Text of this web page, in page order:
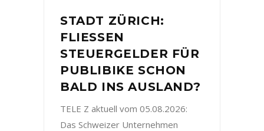
STADT ZÜRICH:
FLIESSEN
STEUERGELDER FÜR
PUBLIBIKE SCHON
BALD INS AUSLAND?
TELE Z aktuell vom 05.08.2026:
Das Schweizer Unternehmen